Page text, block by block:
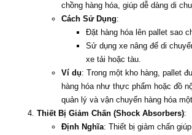
chồng hàng hóa, giúp dễ dàng di
Cách Sử Dụng:
Đặt hàng hóa lên pallet sao
Sử dụng xe nâng để di
xe tải hoặc tàu.
Ví dụ: Trong một kho hàng, pallet
hàng hóa như thực phẩm hoặc đồ
quản lý và vận chuyển hàng hóa
Thiết Bị Giảm Chấn (Shock Absorbers):
Định Nghĩa: Thiết bị giảm chấn